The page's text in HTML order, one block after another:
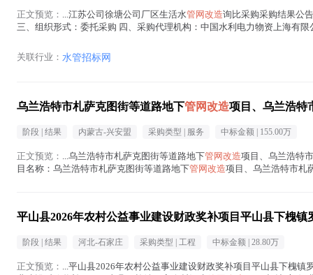
正文预览： ...江苏公司徐塘公司厂区生活水管网改造询比采购采购结果公
三、组织形式：委托采购 四、采购代理机构：中国水利电力物资上海有
关联行业： 水管招标网
乌兰浩特市札萨克图街等道路地下管网改造项目、乌兰浩特
阶段 | 结果 内蒙古-兴安盟 采购类型 | 服务 中标金额 | 155.00万
正文预览： ...乌兰浩特市札萨克图街等道路地下管网改造项目、乌兰浩特
目名称：乌兰浩特市札萨克图街等道路地下管网改造项目、乌兰浩特市札
平山县2026年农村公益事业建设财政奖补项目平山县下槐镇
阶段 | 结果 河北-石家庄 采购类型 | 工程 中标金额 | 28.80万
正文预览： ...平山县2026年农村公益事业建设财政奖补项目平山县下槐镇